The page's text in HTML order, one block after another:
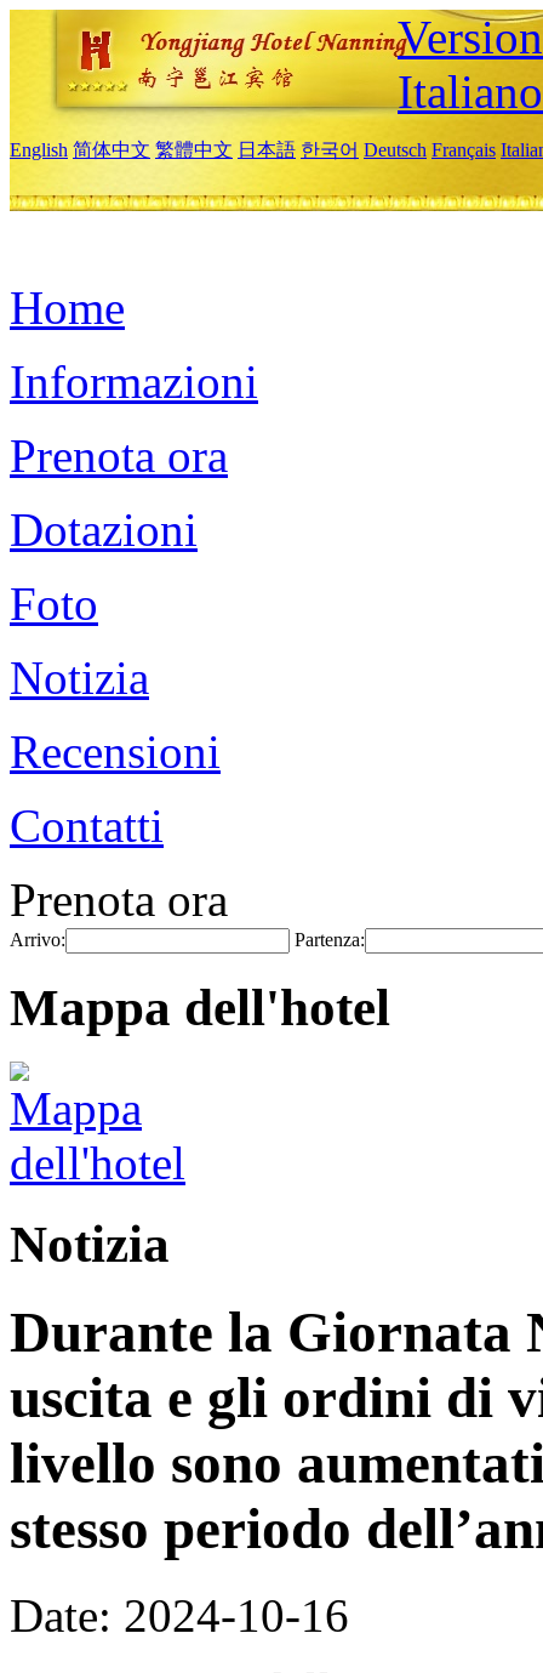
Italiano
English 简体中文 繁體中文 日本語 한국어 Deutsch Français
Home
Informazioni
Prenota ora
Dotazioni
Foto
Notizia
Recensioni
Contatti
Prenota ora
Arrivo: Partenza:
Mappa dell'hotel
Notizia
Durante la Giornata
uscita e gli ordini di
livello sono
stesso periodo
Date: 2024-10-16